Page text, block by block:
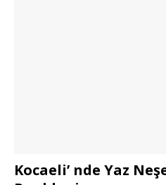
Kocaeli’ nde Yaz